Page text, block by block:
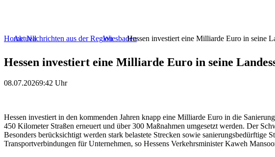
HomeAktuellNachrichten aus der RegionWiesbadenHessen investiert eine Milliarde Euro in seine
Hessen investiert eine Milliarde Euro in seine
08.07.20269:42 Uhr
Hessen investiert in den kommenden Jahren knapp eine Milliarde Euro in die
450 Kilometer Straßen erneuert und über 300 Maßnahmen umgesetzt werden. Der
Besonders berücksichtigt werden stark belastete Strecken sowie
Transportverbindungen für Unternehmen, so Hessens Verkehrsminister Kaweh